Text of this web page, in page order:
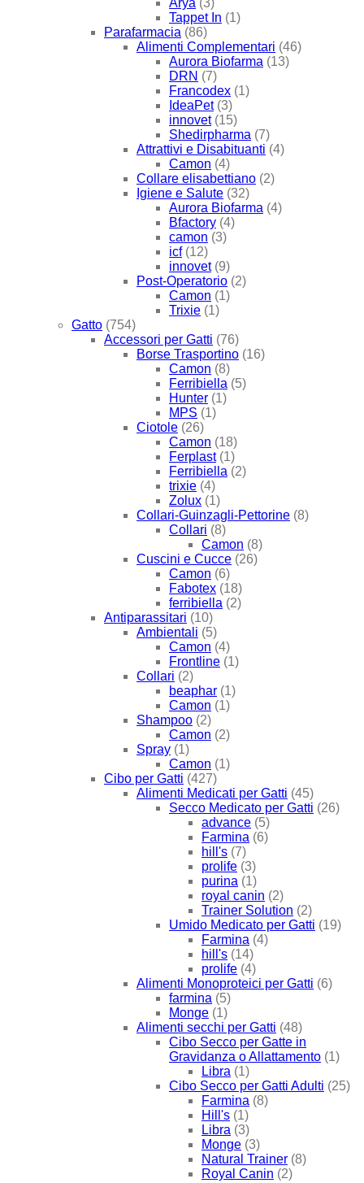
Arya (3)
Tappet In (1)
Parafarmacia (86)
Alimenti Complementari (46)
Aurora Biofarma (13)
DRN (7)
Francodex (1)
IdeaPet (3)
innovet (15)
Shedirpharma (7)
Attrattivi e Disabituanti (4)
Camon (4)
Collare elisabettiano (2)
Igiene e Salute (32)
Aurora Biofarma (4)
Bfactory (4)
camon (3)
icf (12)
innovet (9)
Post-Operatorio (2)
Camon (1)
Trixie (1)
Gatto (754)
Accessori per Gatti (76)
Borse Trasportino (16)
Camon (8)
Ferribiella (5)
Hunter (1)
MPS (1)
Ciotole (26)
Camon (18)
Ferplast (1)
Ferribiella (2)
trixie (4)
Zolux (1)
Collari-Guinzagli-Pettorine (8)
Collari (8)
Camon (8)
Cuscini e Cucce (26)
Camon (6)
Fabotex (18)
ferribiella (2)
Antiparassitari (10)
Ambientali (5)
Camon (4)
Frontline (1)
Collari (2)
beaphar (1)
Camon (1)
Shampoo (2)
Camon (2)
Spray (1)
Camon (1)
Cibo per Gatti (427)
Alimenti Medicati per Gatti (45)
Secco Medicato per Gatti (26)
advance (5)
Farmina (6)
hill's (7)
prolife (3)
purina (1)
royal canin (2)
Trainer Solution (2)
Umido Medicato per Gatti (19)
Farmina (4)
hill's (14)
prolife (4)
Alimenti Monoproteici per Gatti (6)
farmina (5)
Monge (1)
Alimenti secchi per Gatti (48)
Cibo Secco per Gatte in
Gravidanza o Allattamento (1)
Libra (1)
Cibo Secco per Gatti Adulti (25)
Farmina (8)
Hill's (1)
Libra (3)
Monge (3)
Natural Trainer (8)
Royal Canin (2)